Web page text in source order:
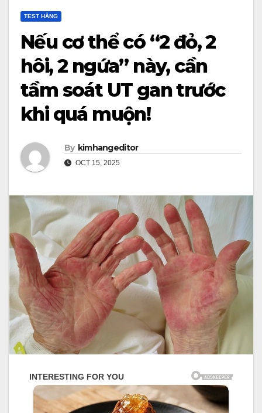
TEST HẰNG
Nếu cơ thể có “2 đỏ, 2
hôi, 2 ngứa” này, cần
tầm soát UT gan trước
khi quá muộn!
By kimhangeditor
OCT 15, 2025